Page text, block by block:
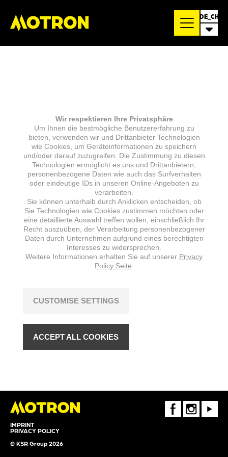
DE_CH
IMPRINT
PRIVACY POLICY
© KSR Group 2026
FaceBookInstagramYoutube
Wir respektieren Ihre Privatsphäre
Um Ihnen die bestmögliche Benutzererfahrung zu
bieten, verwenden wir und Drittanbieter Technologien
wie Cookies, um Geräteinformationen zu speichern
und/oder darauf zuzugreifen. Die Zustimmung zu diesen
Technologien ermöglicht es uns und Drittanbietern,
personenbezogene Daten wie auch das Surfverhalten
oder eindeutige IDs in unseren Online-Angeboten zu
verarbeiten.
Sie können unterhalb durch Anklicken entscheiden, ob
Sie Technologien wie Cookies zustimmen möchten oder
eine detaillierte Auswahl treffen wollen, einschließlich Ihr
Recht auszuüben, der Verarbeitung personenbezogener
Daten durch Unternehmen aufgrund eines berechtigten
Interesses zu widersprechen.
Weitere Informationen erhalten Sie auf unserer Privacy
Policy Seite
CUSTOMISE SETTINGS
ACCEPT ALL COOKIES